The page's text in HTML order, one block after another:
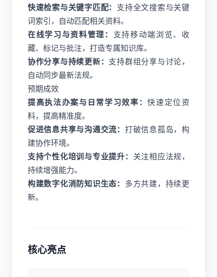
快速检索与关键字匹配： 支持全文搜索与关键
词索引，自动匹配相关资料。
在线学习与资料管理： 支持移动端浏览、收
藏、标记与批注，打造专属知识库。
协作分享与持续更新： 支持群组分享与讨论，
自动同步最新法规。
预期成效
提高执法办案与日常学习效率：快速定位资
料，提高精准度。
促进信息共享与沟通交流： 打破信息孤岛，构
建协作环境。
支持个性化培训与专业提升： 关注相应法规，
持续增强能力。
构建数字化消防知识生态： 多方共建，持续更
新。
核心亮点